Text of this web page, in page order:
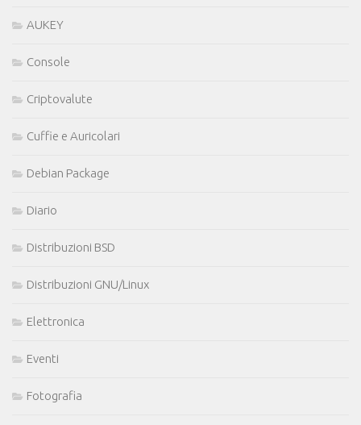
AUKEY
Console
Criptovalute
Cuffie e Auricolari
Debian Package
Diario
Distribuzioni BSD
Distribuzioni GNU/Linux
Elettronica
Eventi
Fotografia